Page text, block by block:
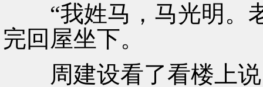
“我姓马，马光明。
完回屋坐下。
周建设看了看楼上说